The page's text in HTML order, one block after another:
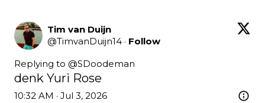
Tim van Duijn
@TimvanDuijn14 · Follow
Replying to @SDoodeman
denk Yuri Rose
10:32 AM · Jul 3, 2026